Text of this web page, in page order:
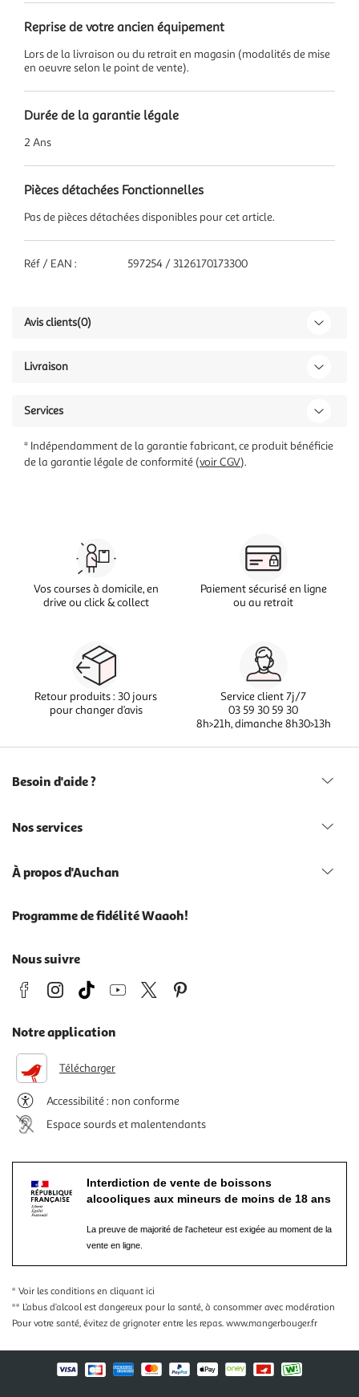
Reprise de votre ancien équipement
Lors de la livraison ou du retrait en magasin (modalités de mise
en oeuvre selon le point de vente).
Durée de la garantie légale
2 Ans
Pièces détachées Fonctionnelles
Pas de pièces détachées disponibles pour cet article.
Réf / EAN : 597254 / 3126170173300
Avis clients(0)
Livraison
Services
* Indépendamment de la garantie fabricant, ce produit bénéficie
de la garantie légale de conformité (voir CGV).
Vos courses à domicile, en
drive ou click & collect
Paiement sécurisé en ligne
ou au retrait
Retour produits : 30 jours
pour changer d’avis
Service client 7j/7
03 59 30 59 30
8h>21h, dimanche 8h30>13h
Besoin d'aide ?
Nos services
À propos d'Auchan
Programme de fidélité Waaoh!
Nous suivre
Notre application
Télécharger
Accessibilité : non conforme
Espace sourds et malentendants
Interdiction de vente de boissons
alcooliques aux mineurs de moins de 18 ans
La preuve de majorité de l'acheteur est exigée au moment de la
vente en ligne.
* Voir les conditions en cliquant ici
** L’abus d’alcool est dangereux pour la santé, à consommer avec modération
Pour votre santé, évitez de grignoter entre les repas. www.mangerbouger.fr